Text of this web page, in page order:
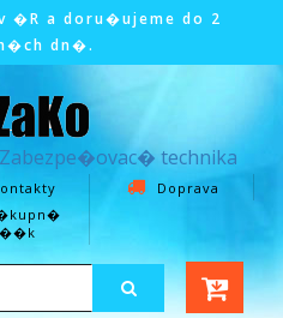
�R a doru�ujeme do 2
dn�.
technika
Doprava